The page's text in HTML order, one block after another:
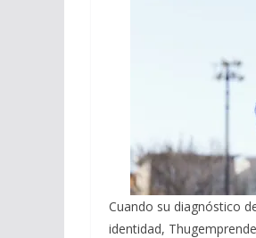
Cuando su diagnóstico
identidad,